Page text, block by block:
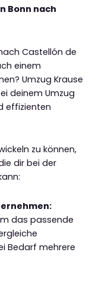
Bonn nach
Castellón de
einem
Umzug Krause
deinem Umzug
effizienten
zu können,
dir bei der
das passende
Bedarf mehrere